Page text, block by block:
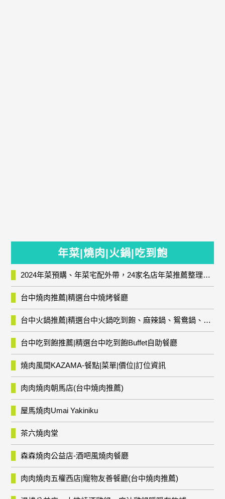
年菜|燒肉|火鍋|吃到飽
2024年菜預購、年菜宅配外帶，24家名店年菜推薦整理，圍爐輕鬆上菜團圓趣
台中燒肉推薦|精選台中燒烤餐廳
台中火鍋推薦|精選台中火鍋吃到飽、麻辣鍋、鴛鴦鍋、石頭火鍋、酸菜白肉鍋、海鮮鍋、燒酒雞、麻油雞、壽喜燒等熱門人氣火鍋店!
台中吃到飽推薦|精選台中吃到飽Buffet自助餐廳
燒肉風間KAZAMA-餐點|菜單|價位|訂位資訊
肉肉燒肉朝馬店(台中燒肉推薦)
屋馬燒肉Umai Yakiniku
茶六燒肉堂
森森燒肉公益店-酒吧風燒肉餐廳
肉肉燒肉五權西店|寵物友善餐廳(台中燒肉推薦)